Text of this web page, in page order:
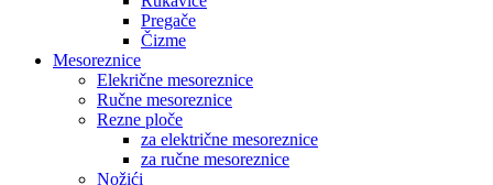
Pregače
Čizme
Mesoreznice
Elekrične mesoreznice
Ručne mesoreznice
Rezne ploče
za električne mesoreznice
za ručne mesoreznice
Nožići